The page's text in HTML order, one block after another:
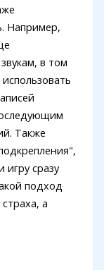
Например,
в том
Также
игру сразу
подход
а